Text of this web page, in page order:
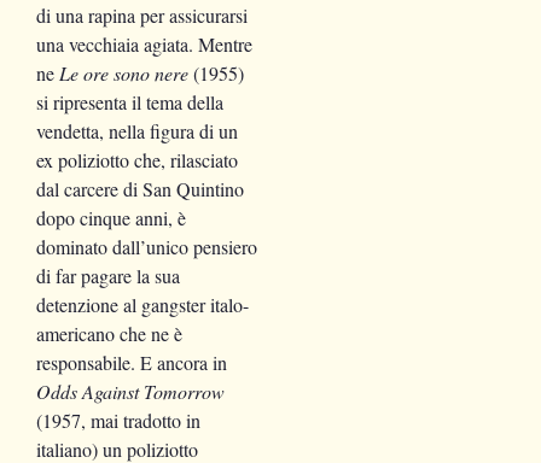
di una rapina per assicurarsi
una vecchiaia agiata. Mentre
ne Le ore sono nere(1955)
si ripresenta il tema della
vendetta, nella figura di un
ex poliziotto che, rilasciato
dal carcere di San Quintino
dopo cinque anni, è
dominato dall’unico pensiero
di far pagare la sua
detenzione al gangster italo-
americano che ne è
responsabile. E ancora in
Odds Against Tomorrow
(1957, mai tradotto in
italiano) un poliziotto